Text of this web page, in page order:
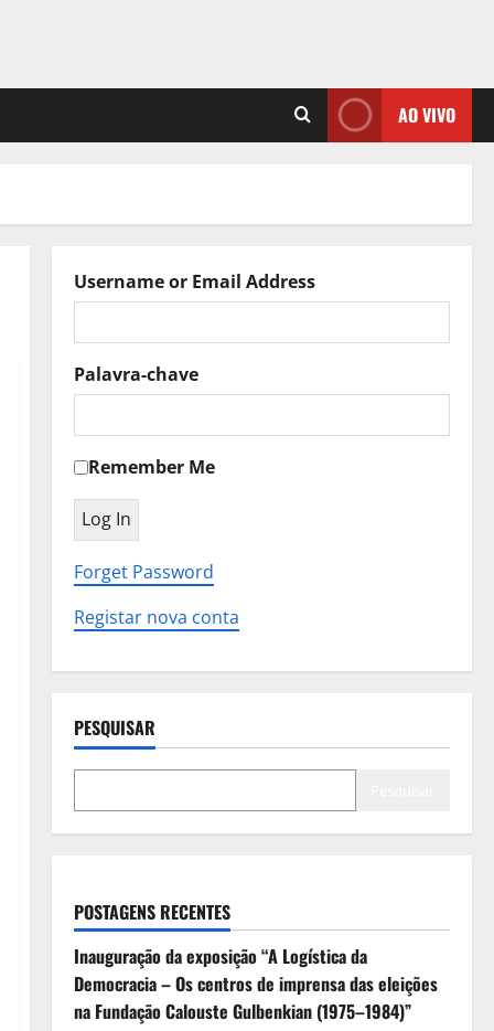
AO VIVO
Username or Email Address
Palavra-chave
Remember Me
Forget Password
Registar nova conta
PESQUISAR
POSTAGENS RECENTES
Inauguração da exposição “A Logística da
Democracia – Os centros de imprensa das eleições
na Fundação Calouste Gulbenkian (1975–1984)”